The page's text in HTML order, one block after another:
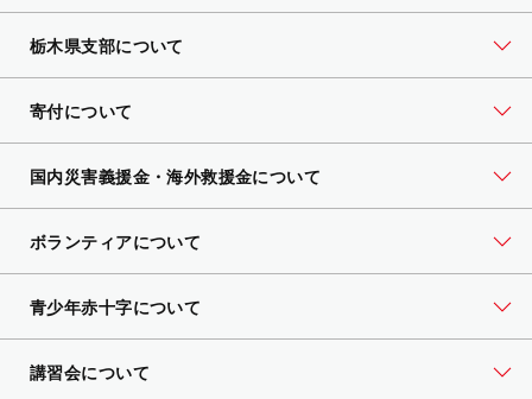
栃木県支部について
寄付について
国内災害義援金・海外救援金について
ボランティアについて
青少年赤十字について
講習会について